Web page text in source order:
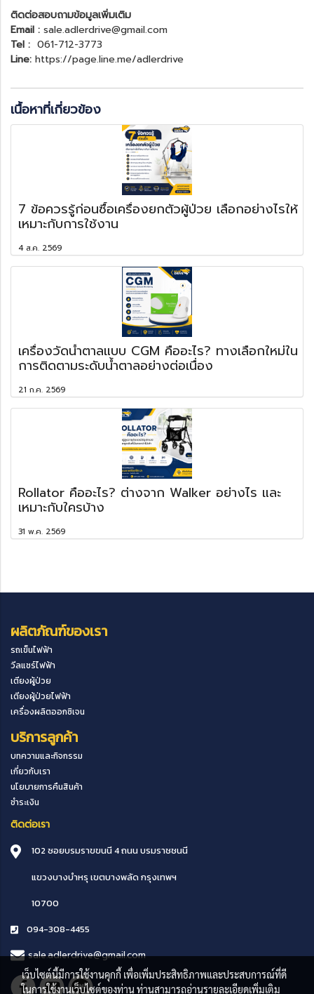
ติดต่อสอบถามข้อมูลเพิ่มเติม
Email : sale.adlerdrive@gmail.com
Tel : 061-712-3773
Line: https://page.line.me/adlerdrive
เนื้อหาที่เกี่ยวข้อง
7 ข้อควรรู้ก่อนซื้อเครื่องยกตัวผู้ป่วย เลือกอย่างไรให้
เหมาะกับการใช้งาน
4 ส.ค. 2569
เครื่องวัดน้ำตาลแบบ CGM คืออะไร? ทางเลือกใหม่ใน
การติดตามระดับน้ำตาลอย่างต่อเนื่อง
21 ก.ค. 2569
Rollator คืออะไร? ต่างจาก Walker อย่างไร และ
เหมาะกับใครบ้าง
31 พ.ค. 2569
ผลิตภัณฑ์ของเรา
รถเข็นไฟฟ้า
วีลแชร์ไฟฟ้า
เตียงผู้ป่วย
เตียงผู้ป่วยไฟฟ้า
เครื่องผลิตออกซิเจน
บริการลูกค้า
บทความและกิจกรรม
เกี่ยวกับเรา
นโยบายการคืนสินค้า
ชำระเงิน
ติดต่อเรา
102 ซอยบรมราขขนนี 4 ถนน บรมราชชนนี
แขวงบางบำหรุ เขตบางพลัดกรุงเทพฯ
10700
094-308-4455
sale.adlerdrive@gmail.com
เว็บไซต์นี้มีการใช้งานคุกกี้ เพื่อเพิ่มประสิทธิภาพและประสบการณ์ที่ดี
ในการใช้งานเว็บไซต์ของท่าน ท่านสามารถอ่านรายละเอียดเพิ่มเติม